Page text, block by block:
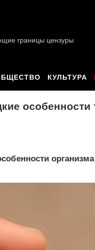
границы цензуры
КУЛЬТУРА
особенности
организма